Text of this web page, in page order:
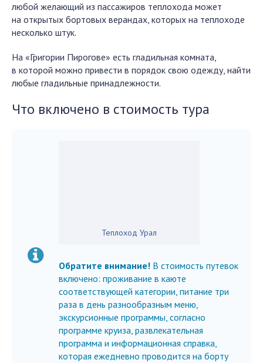
любой желающий из пассажиров теплохода может
на открытых бортовых верандах, которых на теплоходе
несколько штук.
На «Григории Пирогове» есть гладильная комната,
в которой можно привести в порядок свою одежду, найти
любые гладильные принадлежности.
Что включено в стоимость тура
Теплоход Урал
Обратите внимание! В стоимость путевок
включено: проживание в каюте
соответствующей категории, питание три
раза в день разнообразным меню,
экскурсионные программы, согласно
программе круиза, развлекательная
программа и информационная справка,
которая ежедневно проводится на борту